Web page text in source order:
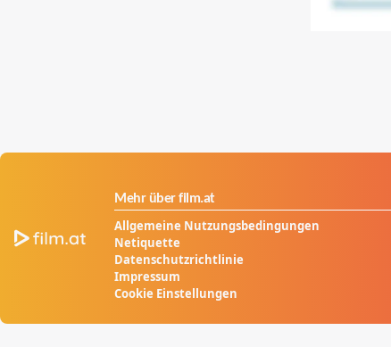
Mehr über film.at
Allgemeine Nutzungsbedingungen
Netiquette
Datenschutzrichtlinie
Impressum
Cookie Einstellungen